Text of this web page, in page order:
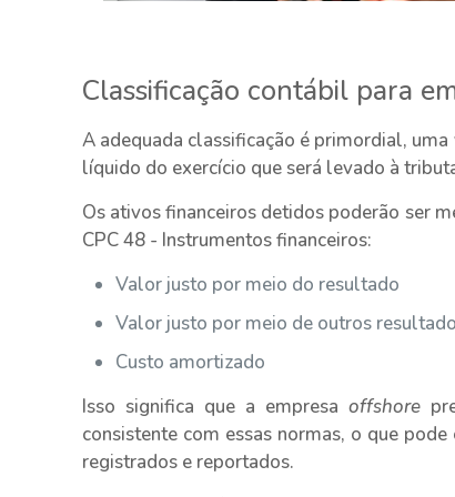
Classificação contábil para
A adequada classificação é primordial,
líquido do exercício que será levado à
Os ativos financeiros detidos poderão ser
CPC 48 - Instrumentos financeiros:
Valor justo por meio do resultado
Valor justo por meio de outros
Custo amortizado
Isso significa que a empresa offshore
consistente com essas normas, o que
registrados e reportados.